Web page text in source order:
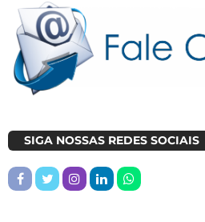
SIGA NOSSAS REDES SOCIAIS